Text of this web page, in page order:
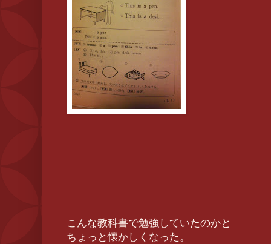
こんな教科書で勉強していたのかと
ちょっと懐かしくなった。